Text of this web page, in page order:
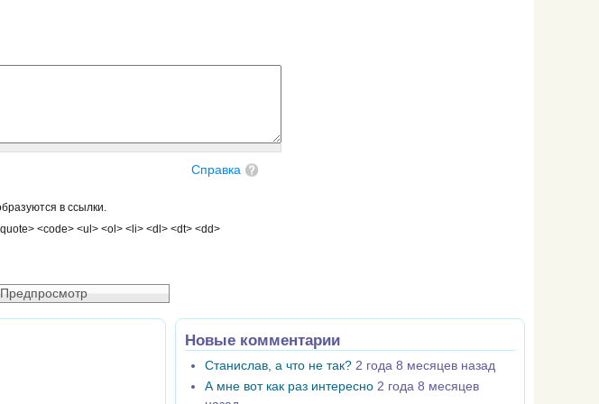
Справка
в ссылки.
<code> <ul> <ol> <li> <dl> <dt> <dd>
Новые комментарии
Станислав, а что не так? 2 года 8 месяцев назад
А мне вот как раз интересно 2 года 8 месяцев